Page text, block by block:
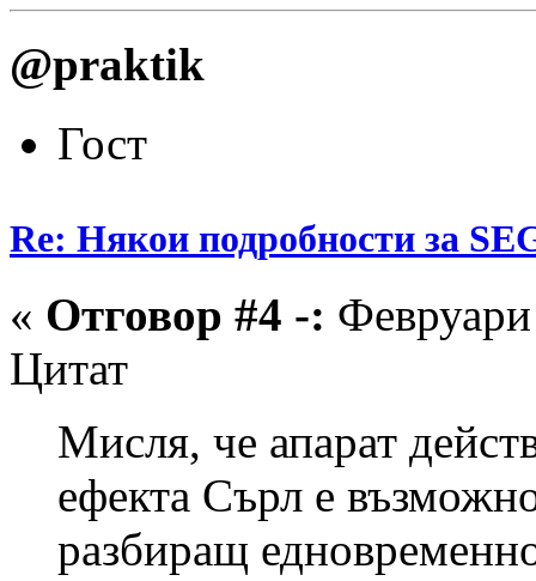
@praktik
Гост
Re: Някои подробности за
« Отговор #4 -:
Цитат
Мисля, че апарат
ефекта Сърл е
разбиращ